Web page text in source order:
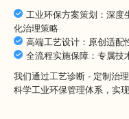
工业环保方案策划：深度
化治理策略
高端工艺设计：原创适配
全流程实施保障：专属技
我们通过工艺诊断 - 定制治
科学工业环保管理体系，实